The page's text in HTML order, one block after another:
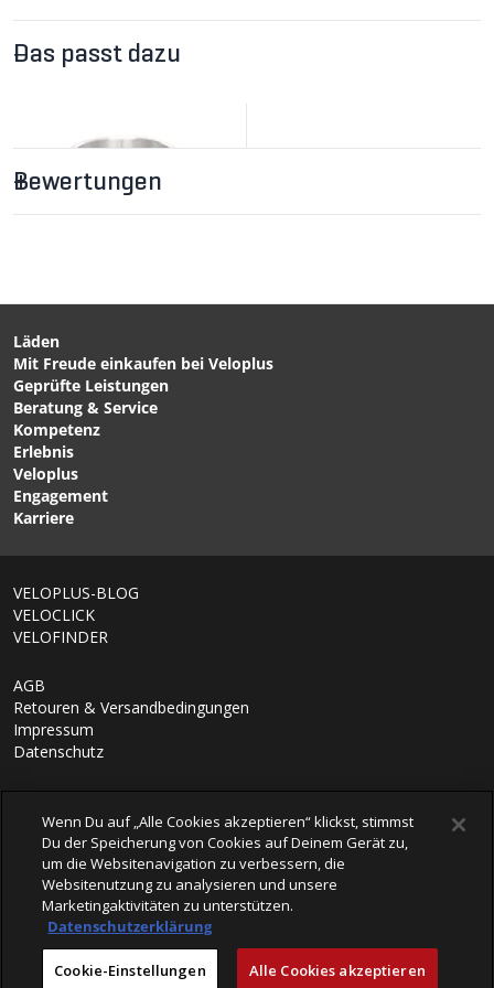
Das passt dazu
CHF 5.90
AHIX Ahead-Kalibrierhülse
1 1/8" auf Gabelschaft 1"
von ZOOM
CHF 17.90
Bewertungen
Läden
Mit Freude einkaufen bei Veloplus
Geprüfte Leistungen
Beratung & Service
Kompetenz
Erlebnis
Veloplus
Engagement
Karriere
VELOPLUS-BLOG
VELOCLICK
VELOFINDER
AGB
Retouren & Versandbedingungen
Impressum
Datenschutz
powered by polynorm
Wenn Du auf „Alle Cookies akzeptieren“ klickst, stimmst
Du der Speicherung von Cookies auf Deinem Gerät zu,
um die Websitenavigation zu verbessern, die
Websitenutzung zu analysieren und unsere
Marketingaktivitäten zu unterstützen.
Datenschutzerklärung
Cookie-Einstellungen Alle Cookies akzeptieren